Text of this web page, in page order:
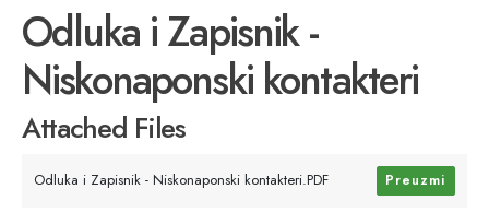
Odluka i Zapisnik -
Niskonaponski kontakteri
Attached Files
Odluka i Zapisnik - Niskonaponski kontakteri.PDF Preuzmi